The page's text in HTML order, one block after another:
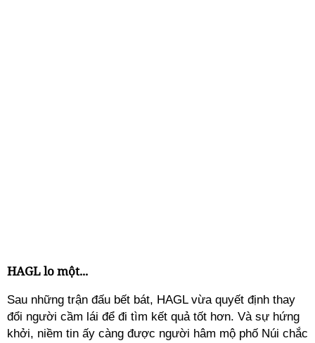
HAGL lo một...
Sau những trận đấu bết bát, HAGL vừa quyết định thay
đổi người cầm lái để đi tìm kết quả tốt hơn. Và sự hứng
khởi, niềm tin ấy càng được người hâm mộ phố Núi chắc